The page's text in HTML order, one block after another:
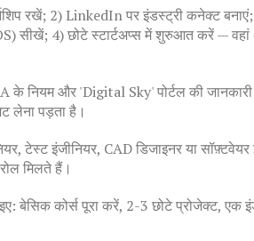
रखें; 2) LinkedIn पर इंडस्ट्री कनेक्ट
सीखें; 4) छोटे स्टार्टअप्स में शुरुआत करें — वहां
के नियम और 'Digital Sky' पोर्टल की जानकारी
लेना पड़ता है।
टेस्ट इंजीनियर, CAD डिजाइनर या सॉफ़्टवेयर
मिलते हैं।
बेसिक कोर्स पूरा करें, 2-3 छोटे प्रोजेक्ट, एक